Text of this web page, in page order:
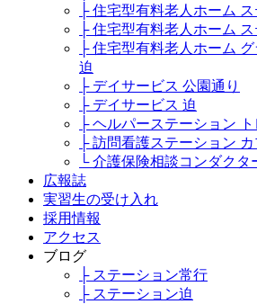
├ 住宅型有料老人ホーム
├ 住宅型有料老人ホーム
├ 住宅型有料老人ホーム
迫
├ デイサービス 公園通り
├ デイサービス 迫
├ ヘルパーステーション
├ 訪問看護ステーション
└ 介護保険相談コンダクタ
広報誌
実習生の受け入れ
採用情報
アクセス
ブログ
├ ステーション常行
├ ステーション迫